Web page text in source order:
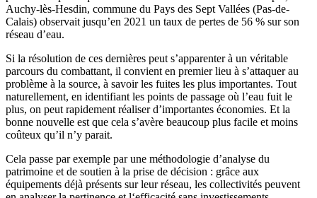
Auchy-lès-Hesdin, commune du Pays des Sept Vallées (Pas-de-
Calais) observait jusqu’en 2021 un taux de pertes de 56 % sur son
réseau d’eau.
Si la résolution de ces dernières peut s’apparenter à un véritable
parcours du combattant, il convient en premier lieu à s’attaquer au
problème à la source, à savoir les fuites les plus importantes. Tout
naturellement, en identifiant les points de passage où l’eau fuit le
plus, on peut rapidement réaliser d’importantes économies. Et la
bonne nouvelle est que cela s’avère beaucoup plus facile et moins
coûteux qu’il n’y parait.
Cela passe par exemple par une méthodologie d’analyse du
patrimoine et de soutien à la prise de décision : grâce aux
équipements déjà présents sur leur réseau, les collectivités peuvent